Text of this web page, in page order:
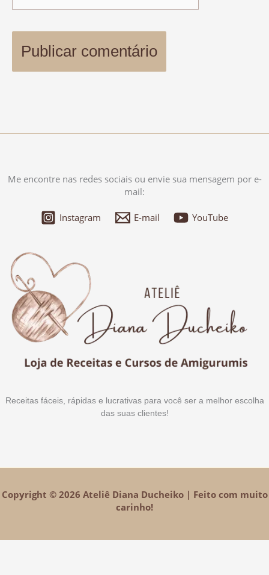
Me encontre nas redes sociais ou envie sua mensagem por e-
mail:
Instagram E-mail YouTube
Receitas fáceis, rápidas e lucrativas para você ser a melhor escolha
das suas clientes!
Copyright © 2026 Ateliê Diana Ducheiko | Feito com muito
carinho!